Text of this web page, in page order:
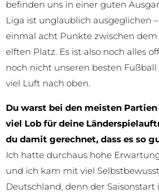
befinden uns in einer guten
Liga ist unglaublich ausgeglichen
einmal acht Punkte zwischen
elften Platz. Es ist also noch alles
noch nicht unseren besten
viel Luft nach oben.
Du warst bei den meisten
viel Lob für deine
du damit gerechnet, dass es so
Ich hatte durchaus hohe
und ich kam mit viel
Deutschland, denn der